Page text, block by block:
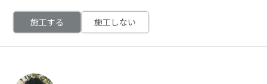
施工する 施工しない